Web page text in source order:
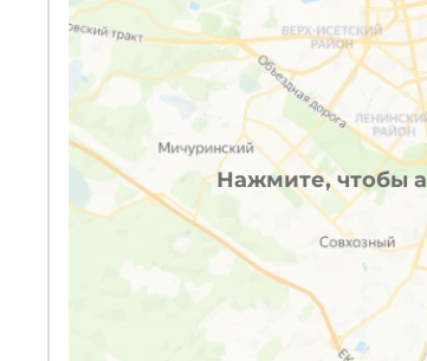
Нажмите, чтобы